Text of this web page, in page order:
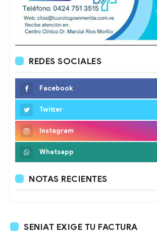
REDES SOCIALES
Facebook
Twitter
Instagram
Whatsapp
NOTAS RECIENTES
SENIAT EXIGE TU FACTURA